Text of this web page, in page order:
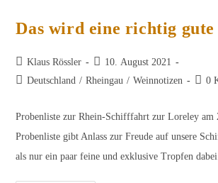
Das wird eine richtig gute
Beitrags-
Autor:
Klaus Rössler
Beitrag
veröffentlicht:
10. August 2021
Beitrags-
Deutschland / Rheingau / Weinnotizen 0
Probenliste zur Rhein-Schifffahrt zur Loreley am
Probenliste gibt Anlass zur Freude auf unsere
als nur ein paar feine und exklusive Tropfen